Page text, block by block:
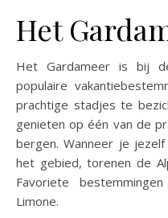
Het
Het Gardameer is bij
populaire
prachtige stadjes te
genieten op één van de
bergen. Wanneer je
het gebied, torenen de
Favoriete
Limone.